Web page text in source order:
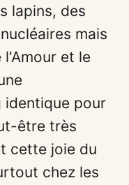
lapins, des
mais
et le
identique pour
être très
cette joie du
chez les